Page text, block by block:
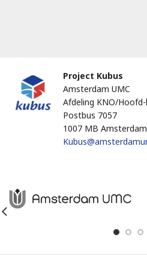
Project Kubus
Amsterdam UMC
Afdeling KNO/
Postbus 7057
1007 MB Amsterdam